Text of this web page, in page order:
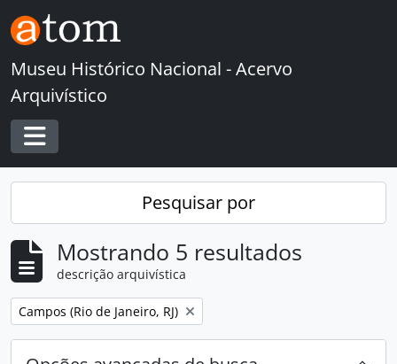
Skip to main content
Museu Histórico Nacional - Acervo
Arquivístico
Toggle navigation
Pesquisar por
Mostrando 5 resultados
descrição arquivística
Remover filtro:
Campos (Rio de Janeiro, RJ)